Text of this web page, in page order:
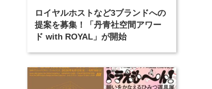
ロイヤルホストなど3ブランドへの
提案を募集！「丹青社空間アワー
ド with ROYAL」が開始